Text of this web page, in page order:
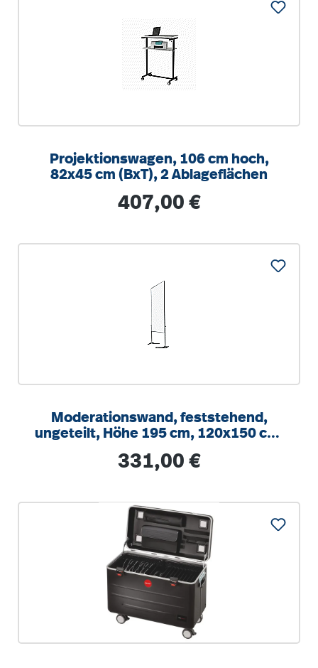
Projektionswagen, 106 cm hoch,
82x45 cm (BxT), 2 Ablageflächen
Regulärer Preis:
407,00 €
Moderationswand, feststehend,
ungeteilt, Höhe 195 cm, 120x150 cm,
Regulärer Preis:
331,00 €